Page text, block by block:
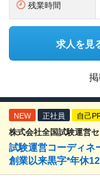
残業時間
求人を見
NEW 正社員 自己
株式会社全国試験運営
試験運営コーディネ
創業以来黒字*年休